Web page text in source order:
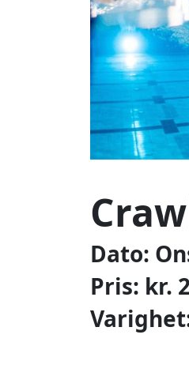
Dato:
Pris: kr.